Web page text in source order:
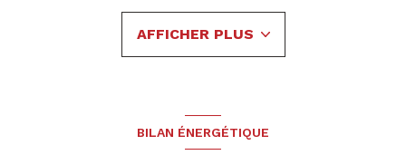
séparée, le salon-séjour agrémenté d'une cheminée et
permettant d'accéder à l'extérieur, un wc séparé et une salle
Une allée pavée et un spacieux espace extérieur viennent
compléter l'ensemble.
AFFICHER PLUS
BILAN ÉNERGÉTIQUE